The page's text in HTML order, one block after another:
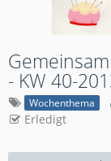
- KW 40-
Wochenthema
Erledigt